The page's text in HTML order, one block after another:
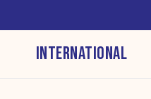
INTERNATIONAL